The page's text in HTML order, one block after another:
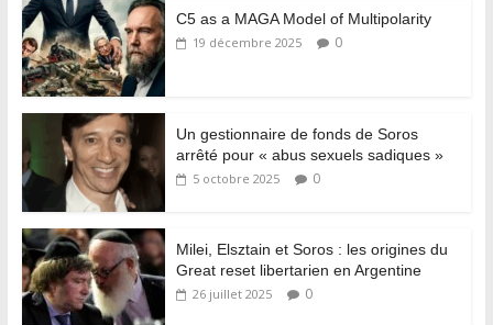
C5 as a MAGA Model of Multipolarity
19 décembre 2025 0
Un gestionnaire de fonds de Soros
arrêté pour « abus sexuels sadiques »
5 octobre 2025 0
Milei, Elsztain et Soros : les origines du
Great reset libertarien en Argentine
26 juillet 2025 0